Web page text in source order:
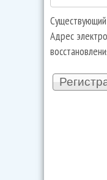
Адрес